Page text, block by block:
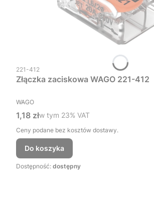
Kod produktu
221-412
Złączka zaciskowa WAGO 221-412
PRODUCENT
WAGO
Cena brutto
1,18 złw tym %s VAT
w tym 23% VAT
Ceny podane bez kosztów dostawy.
Do koszyka
Dostępność: dostępny